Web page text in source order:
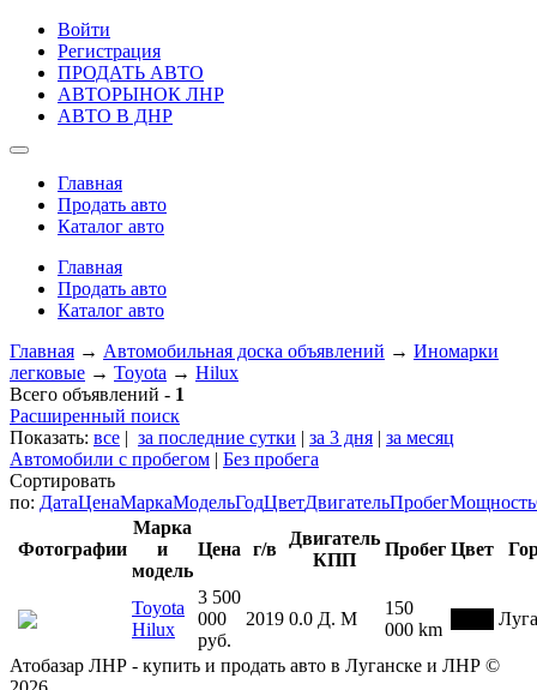
Войти
Регистрация
ПРОДАТЬ АВТО
АВТОРЫНОК ЛНР
АВТО В ДНР
Главная
Продать авто
Каталог авто
Главная
Продать авто
Каталог авто
Главная → Автомобильная доска объявлений → Иномарки
легковые → Toyota → Hilux
Всего объявлений - 1
Расширенный поиск
Показать: все | за последние сутки | за 3 дня | за месяц
Автомобили с пробегом | Без пробега
Сортировать
по: ДатаЦенаМаркаМодельГодЦветДвигательПробегМощность
Фотографии
Марка
и
модель
Цена г/в
Двигатель
КПП
Пробег Цвет
Toyota
Hilux
3 500
000
руб.
2019 0.0 Д. М
150
000 km
Атобазар ЛНР - купить и продать авто в Луганске и ЛНР ©